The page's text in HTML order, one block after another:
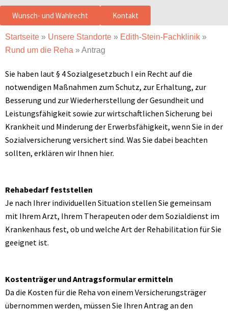
Wunsch- und Wahlrecht Kontakt
Startseite » Unsere Standorte » Edith-Stein-Fachklinik »
Rund um die Reha »Antrag
Sie haben laut § 4 Sozialgesetzbuch I ein Recht auf die
notwendigen Maßnahmen zum Schutz, zur Erhaltung, zur
Besserung und zur Wiederherstellung der Gesundheit und
Leistungsfähigkeit sowie zur wirtschaftlichen Sicherung bei
Krankheit und Minderung der Erwerbsfähigkeit, wenn Sie in der
Sozialversicherung versichert sind. Was Sie dabei beachten
sollten, erklären wir Ihnen hier.
Rehabedarf feststellen
Je nach Ihrer individuellen Situation stellen Sie gemeinsam
mit Ihrem Arzt, Ihrem Therapeuten oder dem Sozialdienst im
Krankenhaus fest, ob und welche Art der Rehabilitation für Sie
geeignet ist.
Kostenträger und Antragsformular ermitteln
Da die Kosten für die Reha von einem Versicherungsträger
übernommen werden, müssen Sie Ihren Antrag an den